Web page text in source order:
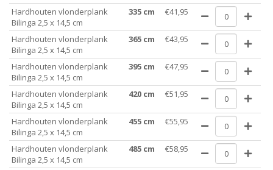
Hardhouten vlonderplank
Bilinga 2,5 x 14,5 cm
335 cm €41,95
Hardhouten vlonderplank
Bilinga 2,5 x 14,5 cm
365 cm €43,95
Hardhouten vlonderplank
Bilinga 2,5 x 14,5 cm
395 cm €47,95
Hardhouten vlonderplank
Bilinga 2,5 x 14,5 cm
420 cm €51,95
Hardhouten vlonderplank
Bilinga 2,5 x 14,5 cm
455 cm €55,95
Hardhouten vlonderplank
Bilinga 2,5 x 14,5 cm
485 cm €58,95